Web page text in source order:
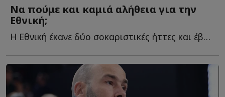
Να πούμε και καμιά αλήθεια για την
Εθνική;
Η Εθνική έκανε δύο σοκαριστικές ήττες και έβαλε τον ε...